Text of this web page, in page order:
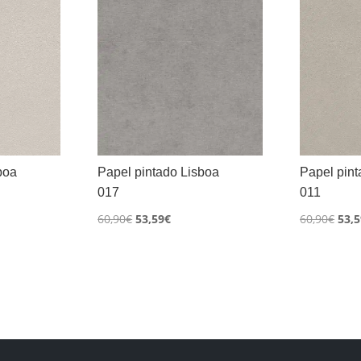
Papel pintado Lisboa
017
60,90€ El
53,59€El
Papel
011
60,90€ El